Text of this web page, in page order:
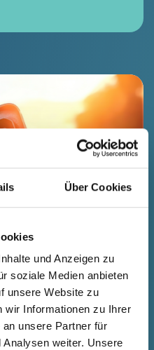
Über Cookies
und Anzeigen zu
soziale Medien anbieten
unsere Website zu
wir Informationen zu Ihrer
unsere Partner für
weiter. Unsere
Emissionen